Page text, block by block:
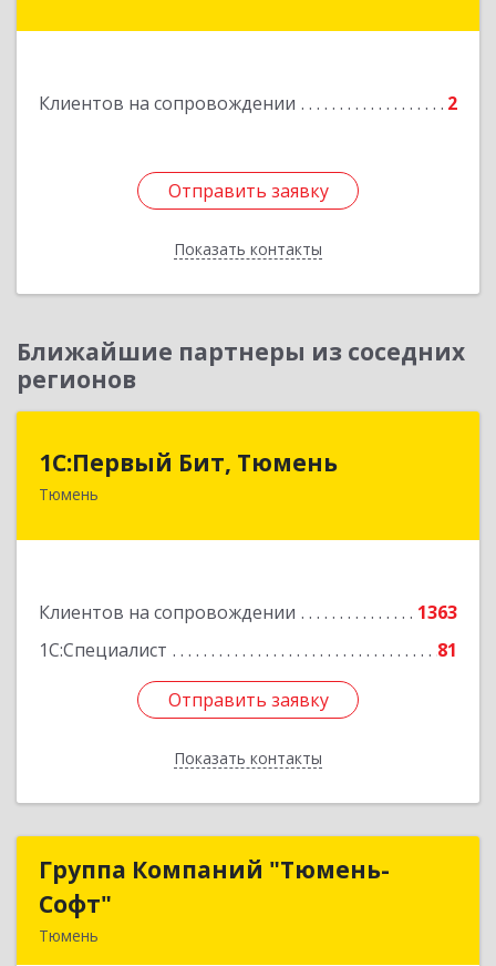
Клиентов на сопровождении 2
Отправить заявку
Показать контакты
Отправить заявку
Назад
Ближайшие партнеры из соседних
регионов
1С:Первый Бит, Тюмень
Тюмень
Клиентов на сопровождении
1363
1С:Специалист
81
Отправить заявку
Показать контакты
1С:Первый Бит, Тюмень
625000, Тюменская обл, Тюмень г, Республики
Отправить заявку
Назад
Группа Компаний "Тюмень-
Софт"
Тюмень
Группа Компаний "Тюмень-